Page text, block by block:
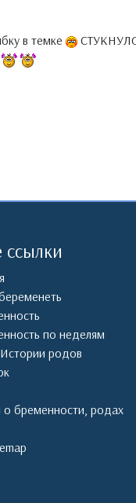
в темке
по неделям
Истории родов
бременности, родах